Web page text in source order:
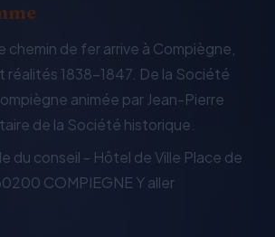
de fer arrive à Compiègne,
réalités 1838-1847. De la Société
animée par Jean-Pierre
de la Société historique.
du conseil - Hôtel de Ville Place de
COMPIEGNE Y aller